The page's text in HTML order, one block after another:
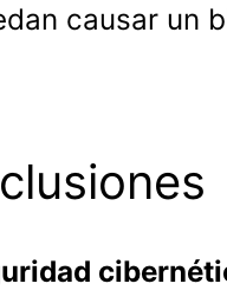
causar un